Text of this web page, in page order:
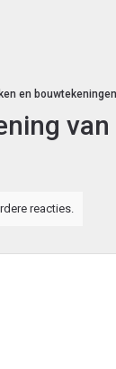
en bouwtekeningen
reacties.